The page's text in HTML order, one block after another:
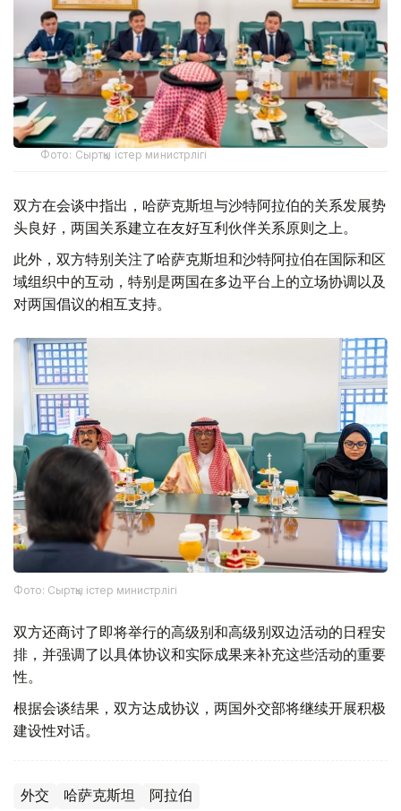
Фото: Сыртқы істер министрлігі
双方在会谈中指出，哈萨克斯坦与沙特阿拉伯的关系发展势
头良好，两国关系建立在友好互利伙伴关系原则之上。
此外，双方特别关注了哈萨克斯坦和沙特阿拉伯在国际和区
域组织中的互动，特别是两国在多边平台上的立场协调以及
对两国倡议的相互支持。
Фото: Сыртқы істер министрлігі
双方还商讨了即将举行的高级别和高级别双边活动的日程安
排，并强调了以具体协议和实际成果来补充这些活动的重要
性。
根据会谈结果，双方达成协议，两国外交部将继续开展积极
建设性对话。
外交 哈萨克斯坦 阿拉伯